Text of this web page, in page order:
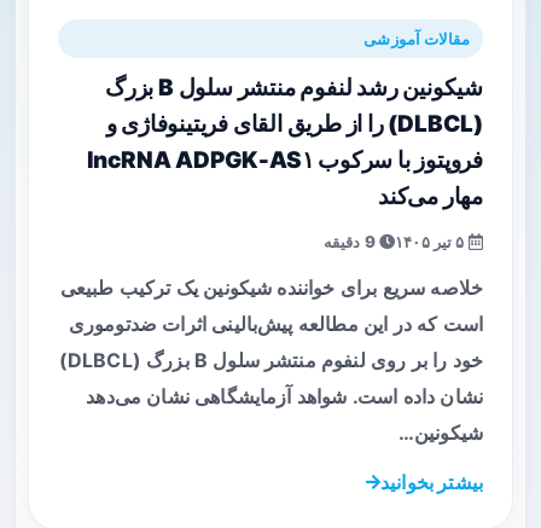
مقالات آموزشی
شیکونین رشد لنفوم منتشر سلول B بزرگ
(DLBCL) را از طریق القای فریتینوفاژی و
فروپتوز با سرکوب lncRNA ADPGK‑AS۱
مهار می‌کند
9 دقیقه
خلاصه سریع برای خواننده شیکونین یک ترکیب طبیعی
است که در این مطالعه پیش‌بالینی اثرات ضدتوموری
خود را بر روی لنفوم منتشر سلول B بزرگ (DLBCL)
نشان داده است. شواهد آزمایشگاهی نشان می‌دهد
شیکونین…
بیشتر بخوانید